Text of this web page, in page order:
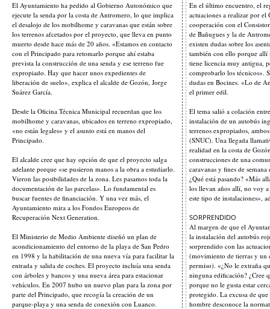
El Ayuntamiento ha pedido al Gobierno Autonómico que
ejecute la senda por la costa de Antromero, lo que implica
el desalojo de los mobilhome y caravanas que están sobre
los terrenos afcetados por el proyecto, que lleva en punto
muerto desde hace más de 20 años. «Estamos en contacto
con el Principado para retomarlo porque ahí estaba
prevista la construcción de una senda y ese terreno fue
expropiado. Hay que hacer unos expedientes de
liberación de suelo», explica el alcalde de Gozón, Jorge
Suárez García.
Desde la Oficina Técnica Municipal recuerdan que los
mobilhome y caravanas, ubicados en terreno expropiado,
«no están legales» y el asunto está en manos del
Principado.
El alcalde cree que hay opción de que el proyecto salga
adelante porque «se pusieron manos a la obra a estudiarlo.
Vieron las posibilidades de la zona. Les pasamos toda la
documentación de las parcelas». Lo fundamental es
buscar fuentes de financiación. Y una vez más, el
Ayuntamiento mira a los Fondos Europeos de
Recuperación Next Generation.
El Ministerio de Medio Ambiente diseñó un plan de
acondicionamiento del entorno de la playa de San Pedro
en 1998 y la habilitación de una nueva vía para facilitar la
entrada y salida de coches. El proyecto incluía una senda
con árboles y bancos y una nueva área para estacionar
vehículos. En 2007 hubo un nuevo plan para la zona por
parte del Principado, que recogía la creación de un
parque-playa y una senda de conexión con Luanco.
En el último encuentro, el
actuaciones a realizar por
cooperación con el
de Bañugues y la de
existen dudas sobre los
también con ello porque allí
tiene licencia muy antigua,
comprobarlo los técnicos».
dudas en Bocines. «Lo de
el primer edil.
El tema salió a colación
instalación de un autobús
terrenos expropiados,
(SNUC). Una llegada
realidad en la costa de
construcciones de una
caravanas y fines de
¿Qué está pasando? «Más
los llevan años allí, no voy
este tipo de instalaciones»,
SORPRENDIDO
Al margen de que el
la instalación del autobús
sorprendido con las
(movimiento de tierras y un
permiso). «¿No le extraña
ninguna edificación? ¿Cree
porque no le gusta estar
protegido. La excusa de
hombre desconoce la